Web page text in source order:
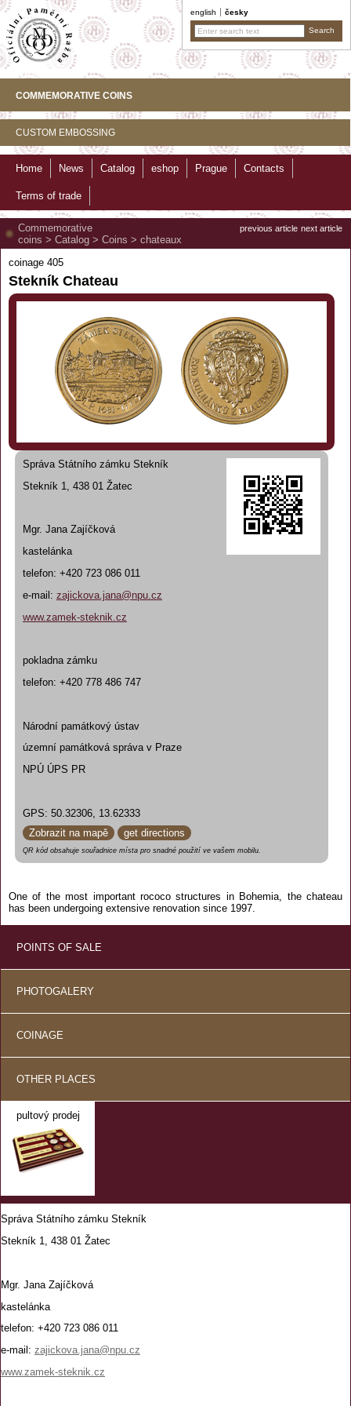
english česky
COMMEMORATIVE COINS
CUSTOM EMBOSSING
Home News Catalog eshop Prague Contacts
Terms of trade
previous article next article
Commemorative
coins > Catalog > Coins > chateaux
coinage 405
Stekník Chateau
Správa Státního zámku Stekník
Stekník 1, 438 01 Žatec
Mgr. Jana Zajíčková
kastelánka
telefon: +420 723 086 011
e-mail: zajickova.jana@npu.cz
www.zamek-steknik.cz
pokladna zámku
telefon: +420 778 486 747
Národní památkový ústav
územní památková správa v Praze
NPÚ ÚPS PR
GPS: 50.32306, 13.62333
Zobrazit na mapě
get directions
QR kód obsahuje souřadnice místa pro snadné použití ve vašem mobilu.
One of the most important rococo structures in Bohemia, the chateau
has been undergoing extensive renovation since 1997.
POINTS OF SALE
PHOTOGALERY
COINAGE
OTHER PLACES
pultový prodej
Správa Státního zámku Stekník
Stekník 1, 438 01 Žatec
Mgr. Jana Zajíčková
kastelánka
telefon: +420 723 086 011
e-mail: zajickova.jana@npu.cz
www.zamek-steknik.cz